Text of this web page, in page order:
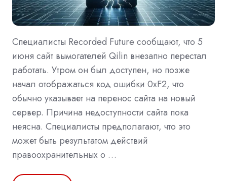
Специалисты Recorded Future сообщают, что 5
июня сайт вымогателей Qilin внезапно перестал
работать. Утром он был доступен, но позже
начал отображаться код ошибки 0xF2, что
обычно указывает на перенос сайта на новый
сервер. Причина недоступности сайта пока
неясна. Специалисты предполагают, что это
может быть результатом действий
правоохранительных о …